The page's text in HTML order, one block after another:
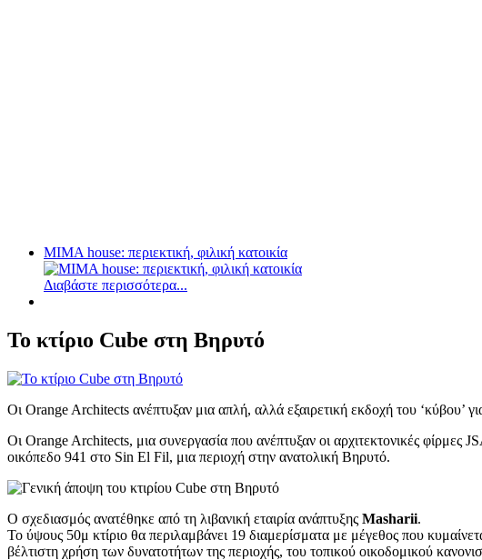
MIMA house: περιεκτική, φιλική κατοικία
Διαβάστε περισσότερα...
Το κτίριο Cube στη Βηρυτό
Οι Orange Architects ανέπτυξαν μια απλή, αλλά εξαιρετική εκδοχή του ‘κύβου’
Οι Orange Architects, μια συνεργασία που ανέπτυξαν οι αρχιτεκτονικές
οικόπεδο 941 στο Sin El Fil, μια περιοχή στην ανατολική Βηρυτό.
Ο σχεδιασμός ανατέθηκε από τη λιβανική εταιρία ανάπτυξης Masharii.
Το ύψους 50μ κτίριο θα περιλαμβάνει 19 διαμερίσματα με μέγεθος που
βέλτιστη χρήση των δυνατοτήτων της περιοχής, του τοπικού οικοδομικού